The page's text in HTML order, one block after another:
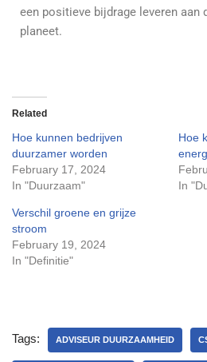
een positieve bijdrage leveren aan
planeet.
Related
Hoe kunnen bedrijven
duurzamer worden
February 17, 2024
In "Duurzaam"
Hoe
In
Verschil groene en grijze
stroom
February 19, 2024
In "Definitie"
Tags: ADVISEUR DUURZAAMHEID